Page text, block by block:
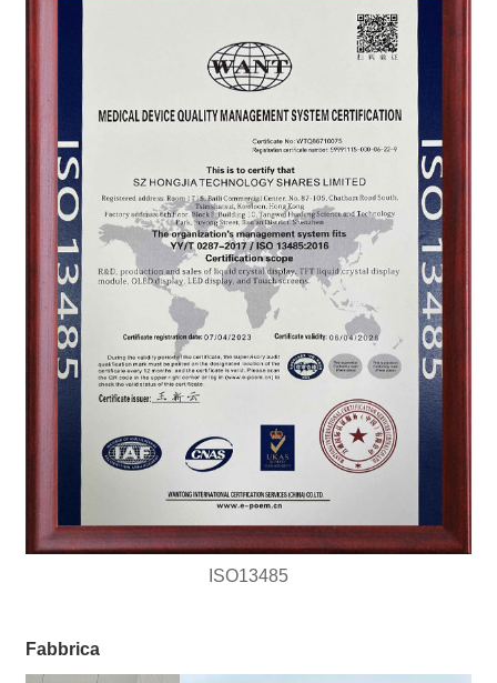
ISO13485
Fabbrica